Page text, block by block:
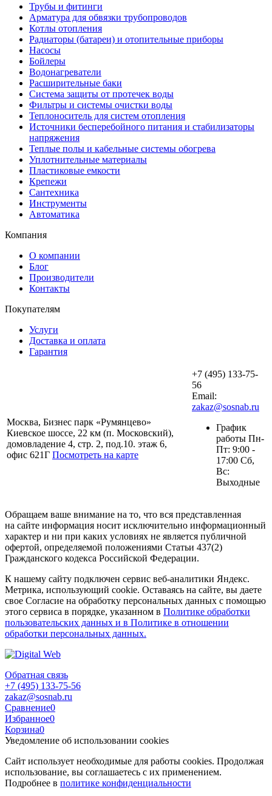
Трубы и фитинги
Арматура для обвязки трубопроводов
Котлы отопления
Радиаторы (батареи) и отопительные приборы
Насосы
Бойлеры
Водонагреватели
Расширительные баки
Система защиты от протечек воды
Фильтры и системы очистки воды
Теплоноситель для систем отопления
Источники бесперебойного питания и стабилизаторы
напряжения
Теплые полы и кабельные системы обогрева
Уплотнительные материалы
Пластиковые емкости
Крепежи
Сантехника
Инструменты
Автоматика
Компания
О компании
Блог
Производители
Контакты
Покупателям
Услуги
Доставка и оплата
Гарантия
Москва, Бизнес парк «Румянцево»
Киевское шоссе, 22 км (п. Московский),
домовладение 4, стр. 2, под.10. этаж 6,
офис 621Г Посмотреть на карте
+7 (495) 133-75-
56
Email:
zakaz@sosnab.ru
График
работы Пн-
Пт: 9:00 -
17:00 Сб,
Вс:
Выходные
Обращаем ваше внимание на то, что вся представленная
на сайте информация носит исключительно информационный
характер и ни при каких условиях не является публичной
офертой, определяемой положениями Статьи 437(2)
Гражданского кодекса Российской Федерации.
К нашему сайту подключен сервис веб-аналитики Яндекс.
Метрика, использующий cookie. Оставаясь на сайте, вы даете
свое Согласие на обработку персональных данных с помощью
этого сервиса в порядке, указанном в Политике обработки
пользовательских данных и в Политике в отношении
обработки персональных данных.
Обратная связь
+7 (495) 133-75-56
zakaz@sosnab.ru
Сравнение0
Избранное0
Корзина0
Уведомление об использовании cookies
Сайт использует необходимые для работы cookies. Продолжая
использование, вы соглашаетесь с их применением.
Подробнее в политике конфиденциальности